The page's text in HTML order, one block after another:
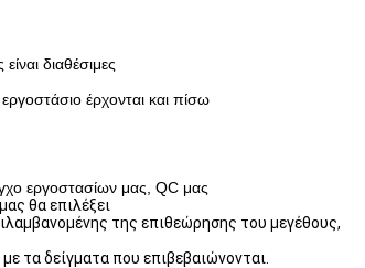
διαθέσιμες
έρχονται και πίσω
εργοστασίων μας, QC μας
θα επιλέξει
της επιθεώρησης του μεγέθους,
με ταδείγματα που επιβεβαιώνονται.